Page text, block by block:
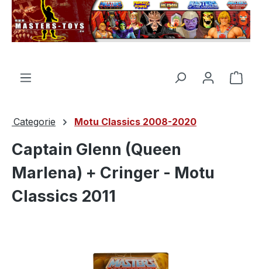
principale
Il
Categorie Motu Classics 2008-2020
Captain Glenn (Queen
Marlena) + Cringer - Motu
Classics 2011